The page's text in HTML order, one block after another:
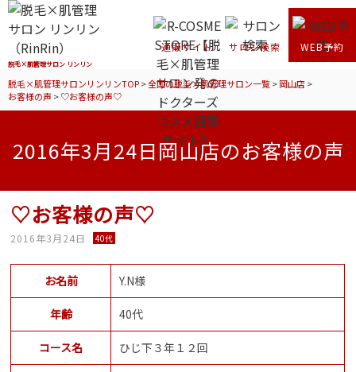
脱毛×肌管理サロン リンリン
通販サイト サロン検索 WEB予約
脱毛×肌管理サロンリンリンTOP>全国の脱毛×肌管理サロン一覧>岡山店>
お客様の声 >♡お客様の声♡
2016年3月24日岡山店のお客様の声
♡お客様の声♡
2016年3月24日 40代
お名前 Y.N様
年齢 40代
コース名 ひじ下３年１２回